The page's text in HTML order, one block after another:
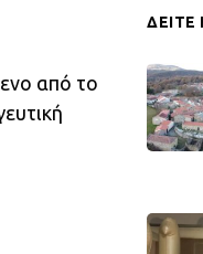
από το
ΔΕΙΤΕ